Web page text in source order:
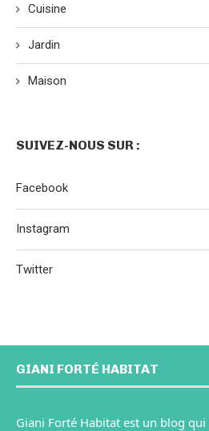
Cuisine
Jardin
Maison
SUIVEZ-NOUS SUR :
Facebook
Instagram
Twitter
GIANI FORTÉ HABITAT
Giani Forté Habitat est un blog